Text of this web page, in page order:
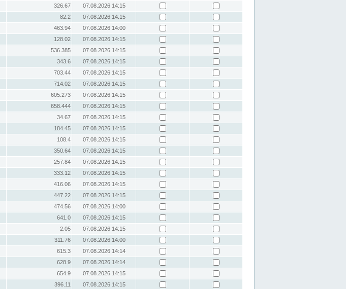
326.67
07.08.2026 14:15
82.2
07.08.2026 14:15
463.94
07.08.2026 14:00
128.02
07.08.2026 14:15
536.385
07.08.2026 14:15
343.6
07.08.2026 14:15
703.44
07.08.2026 14:15
714.02
07.08.2026 14:15
605.273
07.08.2026 14:15
658.444
07.08.2026 14:15
34.67
07.08.2026 14:15
184.45
07.08.2026 14:15
108.4
07.08.2026 14:15
350.64
07.08.2026 14:15
257.84
07.08.2026 14:15
333.12
07.08.2026 14:15
416.06
07.08.2026 14:15
447.22
07.08.2026 14:15
474.56
07.08.2026 14:00
641.0
07.08.2026 14:15
2.05
07.08.2026 14:15
311.76
07.08.2026 14:00
615.3
07.08.2026 14:14
628.9
07.08.2026 14:14
654.9
07.08.2026 14:15
396.11 07.08.2026 14:15